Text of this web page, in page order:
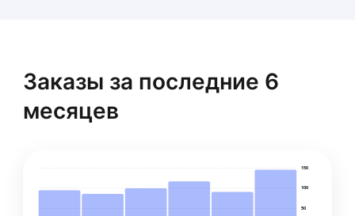
Заказы за последние 6
месяцев
50
100
150